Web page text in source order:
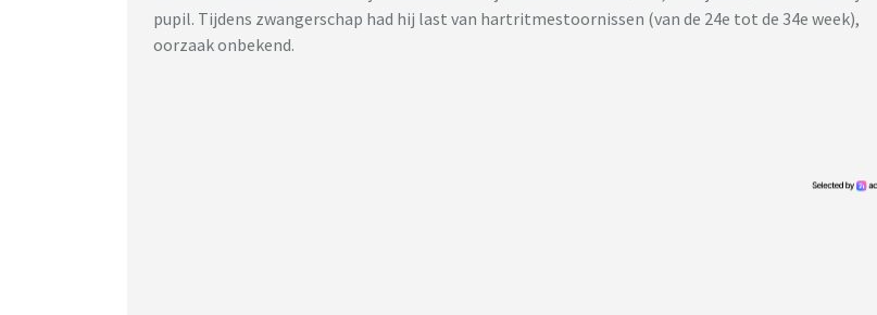
pupil. Tijdens zwangerschap had hij last van hartritmestoornissen (van de 24e tot de 34e week),
oorzaak onbekend.